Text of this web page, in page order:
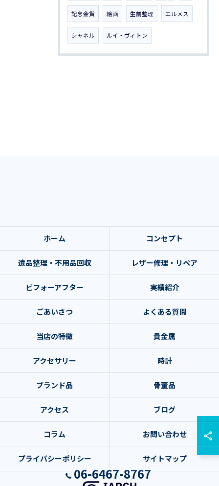
記念金貨 絵画 生前整理 エルメス
シャネル ルイ・ヴィトン
06-6467-8767
ホーム コンセプト
遺品整理・不用品回収 レザー修理・リペア
ビフォーアフター 実績紹介
ごあいさつ よくある質問
当店の特徴 貴金属
アクセサリー 時計
ブランド品 骨董品
アクセス ブログ
コラム お問い合わせ
プライバシーポリシー サイトマップ